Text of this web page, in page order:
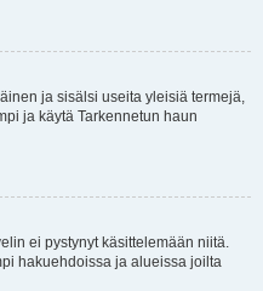
ja sisälsi useita yleisiä termejä,
ja käytä Tarkennetun haun
ei pystynyt käsittelemään niitä.
hakuehdoissa ja alueissa joilta